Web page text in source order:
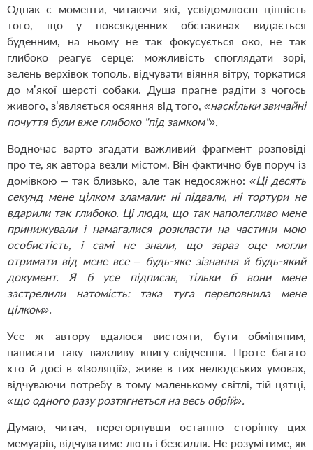
Однак є моменти, читаючи які, усвідомлюєш цінність
того, що у повсякденних обставинах видається
буденним, на ньому не так фокусується око, не так
глибоко реагує серце: можливість споглядати зорі,
зелень верхівок тополь, відчувати віяння вітру, торкатися
до м’якої шерсті собаки. Душа прагне радіти з чогось
живого, з’являється осяяння від того, «наскільки звичайні
почуття були вже глибоко "під замком"».
Водночас варто згадати важливий фрагмент розповіді
про те, як автора везли містом. Він фактично був поруч із
домівкою – так близько, але так недосяжно: «Ці десять
секунд мене цілком зламали: ні підвали, ні тортури не
вдарили так глибоко. Ці люди, що так наполегливо мене
принижували і намагалися розкласти на частини мою
особистість, і самі не знали, що зараз оце могли
отримати від мене все – будь-яке зізнання й будь-який
документ. Я б усе підписав, тільки б вони мене
застрелили натомість: така туга переповнила мене
цілком».
Усе ж автору вдалося вистояти, бути обміняним,
написати таку важливу книгу-свідчення. Проте багато
хто й досі в «Ізоляції», живе в тих нелюдських умовах,
відчуваючи потребу в тому маленькому світлі, тій цятці,
«що одного разу розтягнеться на весь обрій».
Думаю, читач, перегорнувши останню сторінку цих
мемуарів, відчуватиме лють і безсилля. Не розумітиме, як